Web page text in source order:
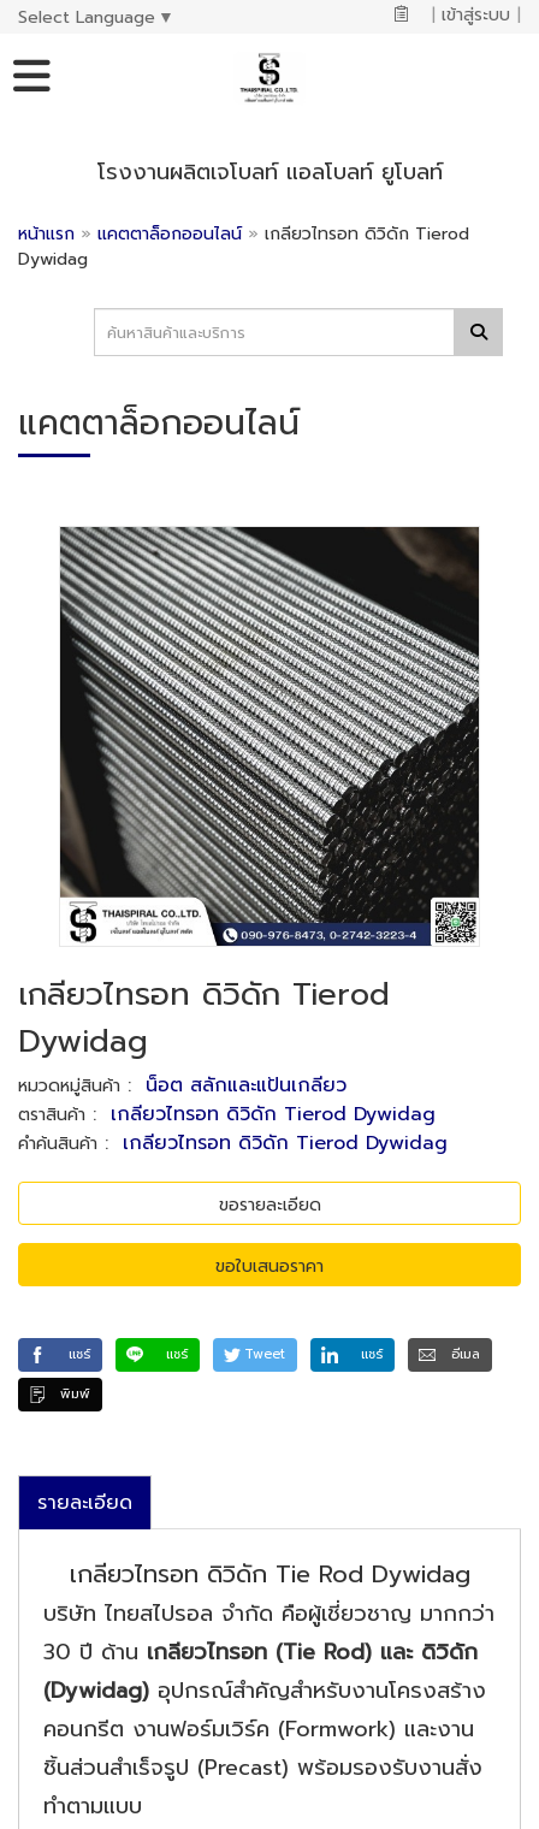
Select Language ▼ | เข้าสู่ระบบ |
โรงงานผลิตเจโบลท์ แอลโบลท์ ยูโบลท์
หน้าแรก » แคตตาล็อกออนไลน์ » เกลียวไทรอท ดิวิดัก Tierod
Dywidag
แคตตาล็อกออนไลน์
เกลียวไทรอท ดิวิดัก Tierod
Dywidag
หมวดหมู่สินค้า : น็อต สลักและแป้นเกลียว
ตราสินค้า : เกลียวไทรอท ดิวิดัก Tierod Dywidag
คำค้นสินค้า : เกลียวไทรอท ดิวิดัก Tierod Dywidag
ขอรายละเอียด
ขอใบเสนอราคา
แชร์ แชร์ Tweet แชร์
อีเมล
พิมพ์
รายละเอียด
เกลียวไทรอท ดิวิดัก Tie Rod Dywidag
บริษัท ไทยสไปรอล จำกัด คือผู้เชี่ยวชาญ มากกว่า
30 ปี ด้าน เกลียวไทรอท (Tie Rod) และ ดิวิดัก
(Dywidag) อุปกรณ์สำคัญสำหรับงานโครงสร้าง
คอนกรีต งานฟอร์มเวิร์ค (Formwork) และงาน
ชิ้นส่วนสำเร็จรูป (Precast) พร้อมรองรับงานสั่ง
ทำตามแบบ